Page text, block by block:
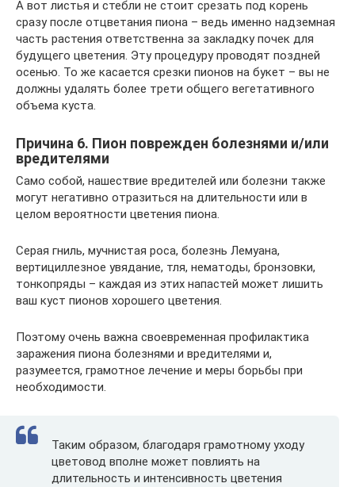
А вот листья и стебли не стоит срезать под корень
сразу после отцветания пиона – ведь именно надземная
часть растения ответственна за закладку почек для
будущего цветения. Эту процедуру проводят поздней
осенью. То же касается срезки пионов на букет – вы не
должны удалять более трети общего вегетативного
объема куста.
Причина 6. Пион поврежден болезнями и/или
вредителями
Само собой, нашествие вредителей или болезни также
могут негативно отразиться на длительности или в
целом вероятности цветения пиона.
Серая гниль, мучнистая роса, болезнь Лемуана,
вертициллезное увядание, тля, нематоды, бронзовки,
тонкопряды – каждая из этих напастей может лишить
ваш куст пионов хорошего цветения.
Поэтому очень важна своевременная профилактика
заражения пиона болезнями и вредителями и,
разумеется, грамотное лечение и меры борьбы при
необходимости.
Таким образом, благодаря грамотному уходу
цветовод вполне может повлиять на
длительность и интенсивность цветения